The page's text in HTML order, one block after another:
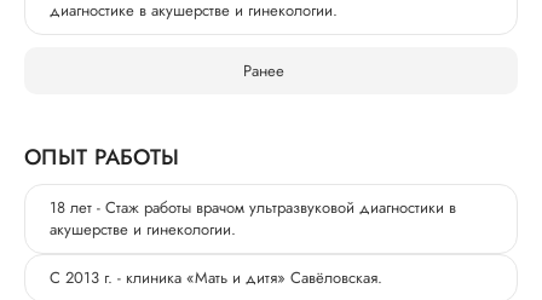
диагностике в акушерстве и гинекологии.
Ранее
ОПЫТ РАБОТЫ
18 лет - Стаж работы врачом ультразвуковой диагностики в
акушерстве и гинекологии.
С 2013 г. - клиника «Мать и дитя» Савёловская.